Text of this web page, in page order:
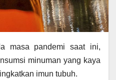
masa pandemi saat ini,
minuman yang kaya
imun tubuh.